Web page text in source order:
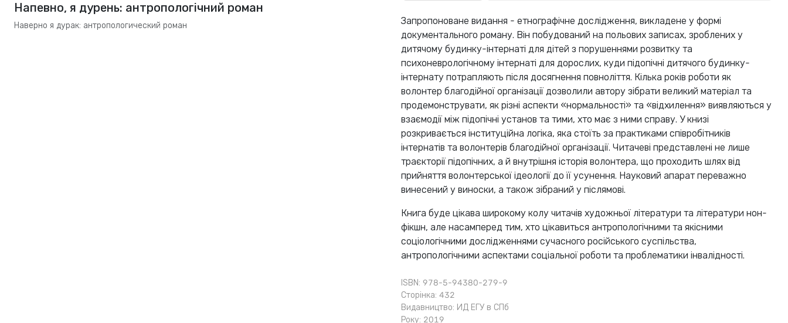
Напевно, я дурень: антропологічний роман
Наверно я дурак: антропологический роман
Запропоноване видання - етнографічне дослідження, викладене у формі
документального роману. Він побудований на польових записах, зроблених у
дитячому будинку-інтернаті для дітей з порушеннями розвитку та
психоневрологічному інтернаті для дорослих, куди підопічні дитячого будинку-
інтернату потрапляють після досягнення повноліття. Кілька років роботи як
волонтер благодійної організації дозволили автору зібрати великий матеріал та
продемонструвати, як різні аспекти «нормальності» та «відхилення» виявляються у
взаємодії між підопічні установ та тими, хто має з ними справу. У книзі
розкривається інституційна логіка, яка стоїть за практиками співробітників
інтернатів та волонтерів благодійної організації. Читачеві представлені не лише
траєкторії підопічних, а й внутрішня історія волонтера, що проходить шлях від
прийняття волонтерської ідеології до її усунення. Науковий апарат переважно
винесений у виноски, а також зібраний у післямові.
Книга буде цікава широкому колу читачів художньої літератури та літератури нон-
фікшн, але насамперед тим, хто цікавиться антропологічними та якісними
соціологічними дослідженнями сучасного російського суспільства,
антропологічними аспектами соціальної роботи та проблематики інвалідності.
ISBN: 978-5-94380-279-9
Сторінка: 432
Видавництво: ИД ЕГУ в СПб
Року: 2019